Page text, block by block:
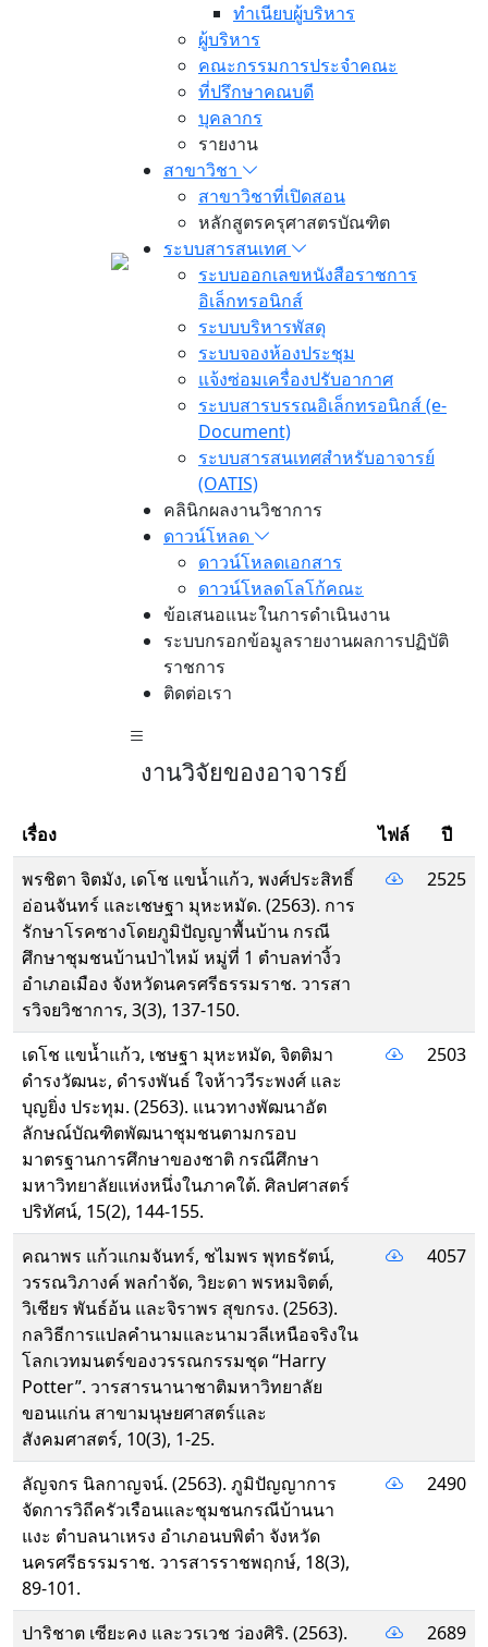
ทำเนียบผู้บริหาร
ผู้บริหาร
คณะกรรมการประจำคณะ
ที่ปรึกษาคณบดี
บุคลากร
รายงาน
สาขาวิชา
สาขาวิชาที่เปิดสอน
หลักสูตรครุศาสตรบัณฑิต
ระบบสารสนเทศ
ระบบออกเลขหนังสือราชการ
อิเล็กทรอนิกส์
ระบบบริหารพัสดุ
ระบบจองห้องประชุม
แจ้งซ่อมเครื่องปรับอากาศ
ระบบสารบรรณอิเล็กทรอนิกส์ (e-
Document)
ระบบสารสนเทศสำหรับอาจารย์
(OATIS)
คลินิกผลงานวิชาการ
ดาวน์โหลด
ดาวน์โหลดเอกสาร
ดาวน์โหลดโลโก้คณะ
ข้อเสนอแนะในการดำเนินงาน
ระบบกรอกข้อมูลรายงานผลการปฏิบัติ
ราชการ
ติดต่อเรา
งานวิจัยของอาจารย์
เรื่อง ไฟล์
ปี
พรชิตา จิตมัง, เดโช แขน้ำแก้ว, พงศ์ประสิทธิ์
อ่อนจันทร์ และเชษฐา มุหะหมัด. (2563). การ
รักษาโรคซางโดยภูมิปัญญาพื้นบ้าน กรณี
ศึกษาชุมชนบ้านป่าไหม้ หมู่ที่ 1 ตำบลท่างิ้ว
อำเภอเมือง จังหวัดนครศรีธรรมราช. วารสา
รวิจยวิชาการ, 3(3), 137-150.
2525
เดโช แขน้ำแก้ว, เชษฐา มุหะหมัด, จิตติมา
ดำรงวัฒนะ, ดำรงพันธ์ ใจห้าววีระพงศ์ และ
บุญยิ่ง ประทุม. (2563). แนวทางพัฒนาอัต
ลักษณ์บัณฑิตพัฒนาชุมชนตามกรอบ
มาตรฐานการศึกษาของชาติ กรณีศึกษา
มหาวิทยาลัยแห่งหนึ่งในภาคใต้. ศิลปศาสตร์
ปริทัศน์, 15(2), 144-155.
2503
คณาพร แก้วแกมจันทร์, ชไมพร พุทธรัตน์,
วรรณวิภางค์ พลกำจัด, วิยะดา พรหมจิตต์,
วิเชียร พันธ์อ้น และจิราพร สุขกรง. (2563).
กลวิธีการแปลคำนามและนามวลีเหนือจริงใน
โลกเวทมนตร์ของวรรณกรรมชุด “Harry
Potter”. วารสารนานาชาติมหาวิทยาลัย
ขอนแก่น สาขามนุษยศาสตร์และ
สังคมศาสตร์, 10(3), 1-25.
4057
ลัญจกร นิลกาญจน์. (2563). ภูมิปัญญาการ
จัดการวิถีครัวเรือนและชุมชนกรณีบ้านนา
แงะ ตำบลนาเหรง อำเภอนบพิตำ จังหวัด
นครศรีธรรมราช. วารสารราชพฤกษ์, 18(3),
89-101.
2490
ปาริชาต เซียะคง และวรเวช ว่องศิริ. (2563). 2689